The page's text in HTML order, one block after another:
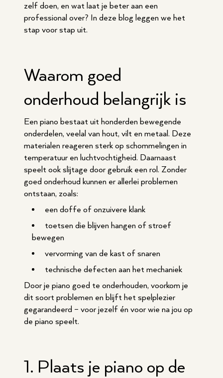
zelf doen, en wat laat je beter aan een
professional over? In deze blog leggen we het
stap voor stap uit.
Waarom goed
onderhoud belangrijk is
Een piano bestaat uit honderden bewegende
onderdelen, veelal van hout, vilt en metaal. Deze
materialen reageren sterk op schommelingen in
temperatuur en luchtvochtigheid. Daarnaast
speelt ook slijtage door gebruik een rol. Zonder
goed onderhoud kunnen er allerlei problemen
ontstaan, zoals:
een doffe of onzuivere klank
toetsen die blijven hangen of stroef
bewegen
vervorming van de kast of snaren
technische defecten aan het mechaniek
Door je piano goed te onderhouden, voorkom je
dit soort problemen en blijft het spelplezier
gegarandeerd – voor jezelf én voor wie na jou op
de piano speelt.
1. Plaats je piano op de